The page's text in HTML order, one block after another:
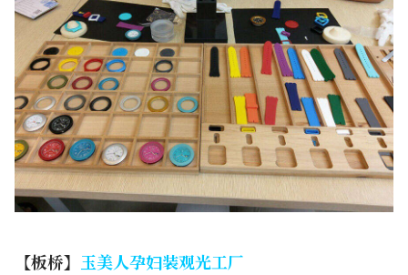
【板桥】 玉美人孕妇装观光工厂